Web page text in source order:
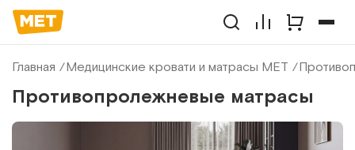
Главная Медицинские кровати и матрасы МЕТ
Противопролежневые матрасы